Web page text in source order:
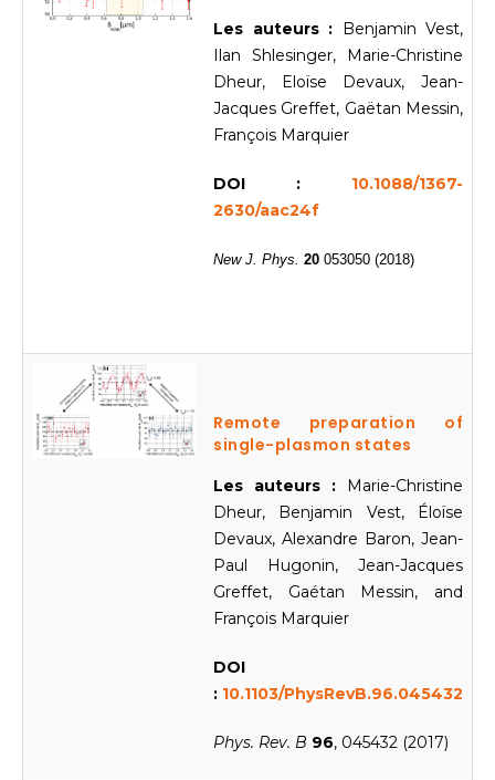
Les auteurs : Benjamin Vest,
Ilan Shlesinger, Marie-Christine
Dheur, Eloïse Devaux, Jean-
Jacques Greffet, Gaëtan Messin,
François Marquier
DOI :
10.1088/1367-
2630/aac24f
New J. Phys. 20 053050 (2018)
Remote preparation of
single-plasmon states
Les auteurs : Marie-Christine
Dheur, Benjamin Vest, Éloïse
Devaux, Alexandre Baron, Jean-
Paul Hugonin, Jean-Jacques
Greffet, Gaétan Messin, and
François Marquier
DOI
: 10.1103/PhysRevB.96.045432
Phys. Rev. B 96, 045432 (2017)